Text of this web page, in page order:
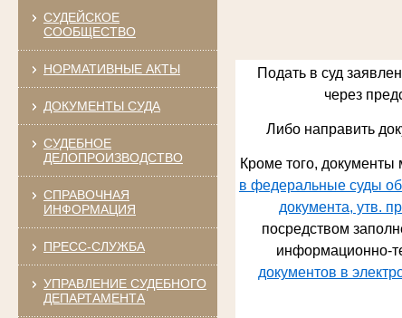
СУДЕЙСКОЕ
СООБЩЕСТВО
НОРМАТИВНЫЕ АКТЫ
ДОКУМЕНТЫ СУДА
СУДЕБНОЕ
ДЕЛОПРОИЗВОДСТВО
СПРАВОЧНАЯ
ИНФОРМАЦИЯ
ПРЕСС-СЛУЖБА
УПРАВЛЕНИЕ СУДЕБНОГО
ДЕПАРТАМЕНТА
Подать в суд
через
Либо направить
Кроме того, документы
в федеральные суды
документа, утв.
посредством
информационно-
документов в